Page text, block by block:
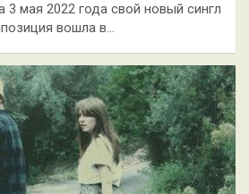
3 мая 2022 года свой новый сингл
вошла в…